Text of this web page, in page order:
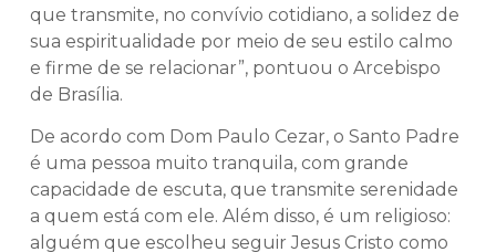
que transmite, no convívio cotidiano, a solidez de
sua espiritualidade por meio de seu estilo calmo
e firme de se relacionar”, pontuou o Arcebispo
de Brasília.
De acordo com Dom Paulo Cezar, o Santo Padre
é uma pessoa muito tranquila, com grande
capacidade de escuta, que transmite serenidade
a quem está com ele. Além disso, é um religioso:
alguém que escolheu seguir Jesus Cristo como